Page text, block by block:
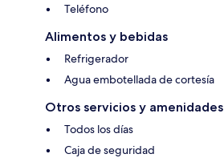
Teléfono
Alimentos y bebidas
Refrigerador
Agua embotellada de cortesía
Otros servicios y amenidades
Todos los días
Caja de seguridad